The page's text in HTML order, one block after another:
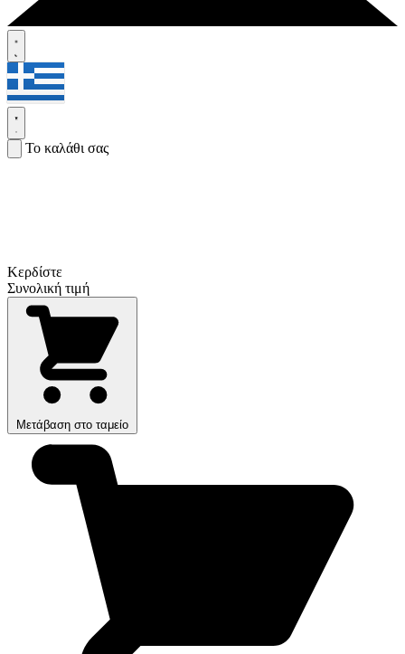
Το καλάθι σας
Κερδίστε
Συνολική τιμή
Μετάβαση στο ταμείο